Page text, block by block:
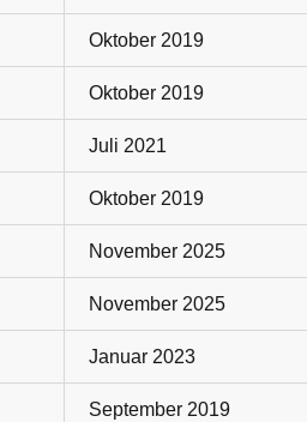
Oktober 2019
Oktober 2019
Juli 2021
Oktober 2019
November 2025
November 2025
Januar 2023
September 2019